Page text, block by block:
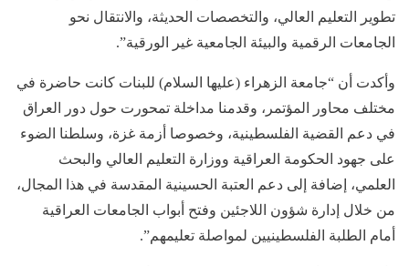
تطوير التعليم العالي، والتخصصات الحديثة، والانتقال نحو
الجامعات الرقمية والبيئة الجامعية غير الورقية”.
وأكدت أن “جامعة الزهراء (عليها السلام) للبنات كانت حاضرة في
مختلف محاور المؤتمر، وقدمنا مداخلة تمحورت حول دور العراق
في دعم القضية الفلسطينية، وخصوصا أزمة غزة، وسلطنا الضوء
على جهود الحكومة العراقية ووزارة التعليم العالي والبحث
العلمي، إضافة إلى دعم العتبة الحسينية المقدسة في هذا المجال،
من خلال إدارة شؤون اللاجئين وفتح أبواب الجامعات العراقية
أمام الطلبة الفلسطينيين لمواصلة تعليمهم”.